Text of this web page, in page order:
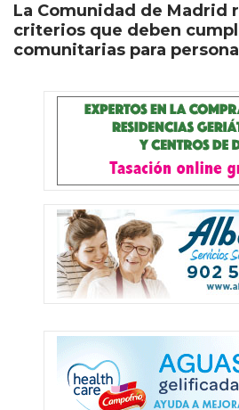
La Comunidad de Madrid
criterios que deben
comunitarias para